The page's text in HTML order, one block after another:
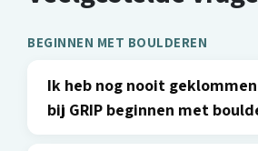
BEGINNEN MET BOULDEREN
Ik heb nog nooit
bij GRIP beginnen met